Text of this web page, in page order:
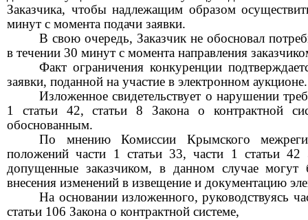
Заказчика, чтобы надлежащим образом
минут с момента подачи заявки.
В свою очередь, Заказчик не обосновал
в течении 30 минут с момента направления
Факт ограничения конкуренции
заявки, поданной на участие в электронном аукционе.
Изложенное свидетельствует о нарушении
1 статьи 42,статьи 8 Закона о контрактной
обоснованным.
По мнению Комиссии Крымского
положений части 1 статьи 33, части 1 статьи 42
допущенные заказчиком, в данном случае могут
внесения изменений в извещение и документацию
На основании изложенного, руководствуясь
статьи 106 Закона о контрактной системе,